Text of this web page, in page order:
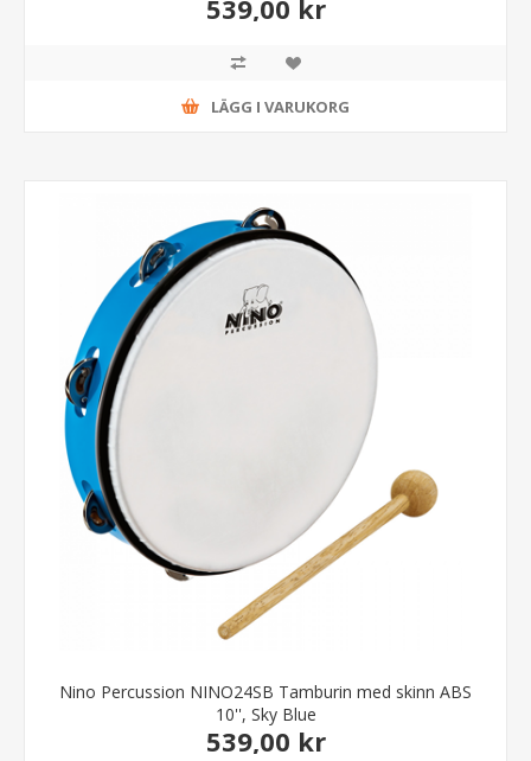
539,00 kr
LÄGG I VARUKORG
Nino Percussion NINO24SB Tamburin med skinn ABS
10'', Sky Blue
539,00 kr